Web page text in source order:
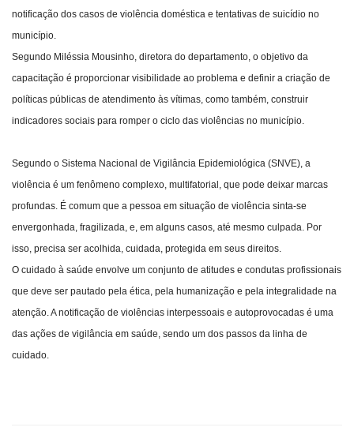
notificação dos casos de violência doméstica e tentativas de suicídio no
município.
Segundo Miléssia Mousinho, diretora do departamento, o objetivo da
capacitação é proporcionar visibilidade ao problema e definir a criação de
políticas públicas de atendimento às vítimas, como também, construir
indicadores sociais para romper o ciclo das violências no município.
Segundo o Sistema Nacional de Vigilância Epidemiológica (SNVE), a
violência é um fenômeno complexo, multifatorial, que pode deixar marcas
profundas. É comum que a pessoa em situação de violência sinta-se
envergonhada, fragilizada, e, em alguns casos, até mesmo culpada. Por
isso, precisa ser acolhida, cuidada, protegida em seus direitos.
O cuidado à saúde envolve um conjunto de atitudes e condutas profissionais
que deve ser pautado pela ética, pela humanização e pela integralidade na
atenção. A notificação de violências interpessoais e autoprovocadas é uma
das ações de vigilância em saúde, sendo um dos passos da linha de
cuidado.